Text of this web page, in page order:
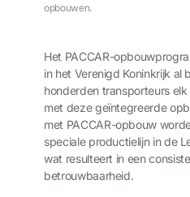
opbouwen.
Het PACCAR-
in het Verenigd Koninkrijk al
honderden transporteurs
met deze geïntegreerde
met PACCAR-opbouw
speciale productielijn in de
wat resulteert in een
betrouwbaarheid.